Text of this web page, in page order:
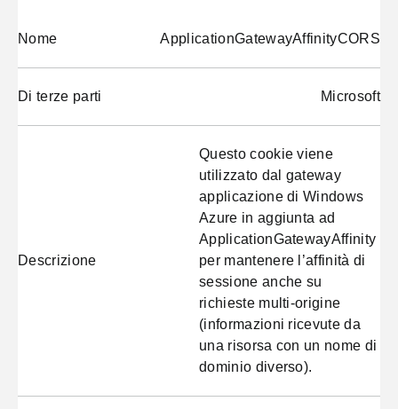
Nome ApplicationGatewayAffinityCORS
Di terze parti Microsoft
Descrizione
Questo cookie viene
utilizzato dal gateway
applicazione di Windows
Azure in aggiunta ad
ApplicationGatewayAffinity
per mantenere l’affinità di
sessione anche su
richieste multi-origine
(informazioni ricevute da
una risorsa con un nome di
dominio diverso).